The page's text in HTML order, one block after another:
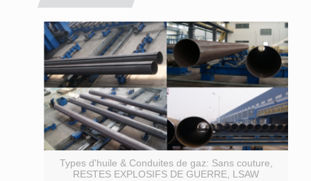
Types d'huile & Conduites de gaz: Sans couture,
RESTES EXPLOSIFS DE GUERRE, LSAW